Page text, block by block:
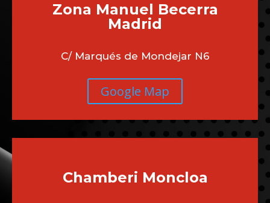
Zona Manuel Becerra
Madrid
C/ Marqués de Mondejar N6
Google Map
Chamberi Moncloa